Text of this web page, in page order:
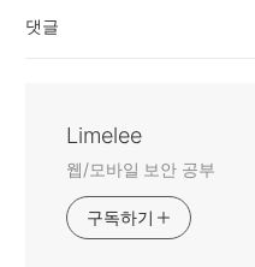
댓글
Limelee
웹/모바일 보안 공부
구독하기